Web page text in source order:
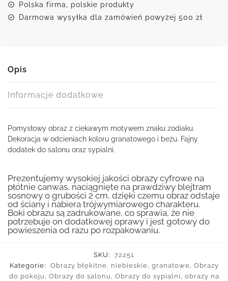
Polska firma, polskie produkty
Darmowa wysyłka dla zamówień powyżej 500 zł
Opis
Informacje dodatkowe
Pomysłowy obraz z ciekawym motywem znaku zodiaku.
Dekoracja w odcieniach koloru granatowego i beżu. Fajny
dodatek do salonu oraz sypialni.
Prezentujemy wysokiej jakości obrazy cyfrowe na
płótnie canwas, naciągnięte na prawdziwy blejtram
sosnowy o grubości 2 cm, dzięki czemu obraz odstaje
od ściany i nabiera trójwymiarowego charakteru.
Boki obrazu są zadrukowane, co sprawia, że nie
potrzebuje on dodatkowej oprawy i jest gotowy do
powieszenia od razu po rozpakowaniu.
SKU:
72251
Kategorie:
Obrazy błękitne, niebieskie, granatowe, Obrazy
do pokoju , Obrazy do salonu , Obrazy do sypialni , obrazy na